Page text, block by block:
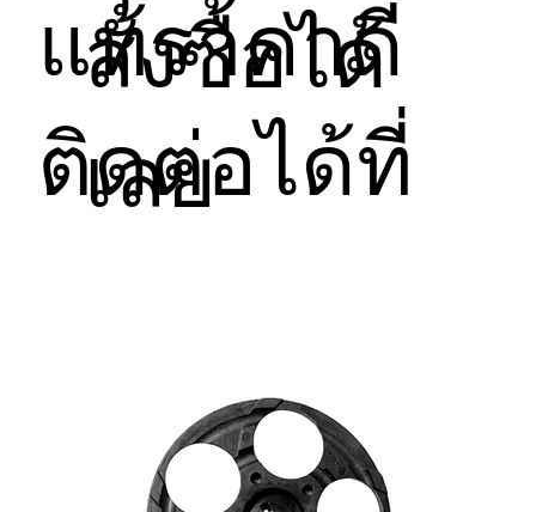
สั่งซื้อได้
เลย
แท้ราคาดี
ติดต่อได้ที่
รุ่น
ความเสียหายจากการติดตั้งระบบไฟฟ้าที่ผิดพลาด,
การจ่ายไฟผิดสเปก, หรือการต่อสายสัญญาณไม่ถูก
ต้อง
ความเสียหายที่เกิดจากระบบไฟฟ้าในพื้นที่ขัดข้อง
รุนแรง (เช่น ไฟตก, ไฟเกิน, ไฟกระชาก) ช็อตไหม้
ความเสียหายจากการตกหล่น, กระแทกอย่าง
รุนแรง, การพยายามงัดแงะ, โจรกรรม, หรือภัย
ธรรมชาติ
ความเสียหายที่เกิดจากสิ่งแปลกปลอม ของเหลว